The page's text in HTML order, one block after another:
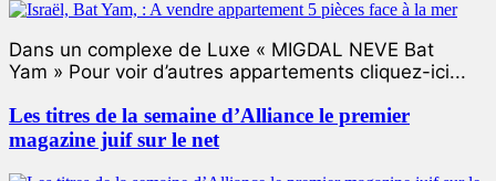
Dans un complexe de Luxe « MIGDAL NEVE Bat
Yam » Pour voir d’autres appartements cliquez-ici...
Les titres de la semaine d’Alliance le premier
magazine juif sur le net